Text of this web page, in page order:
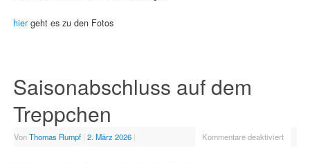
hiergeht es zu den Fotos
Saisonabschluss auf dem
Treppchen
VonThomas Rumpf | 2. März 2026 | Kommentare deaktiviert